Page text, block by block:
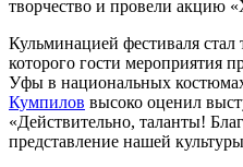
творчество и провели акцию
Кульминацией фестиваля
которого гости мероприятия
Уфы в национальных
Кумпилов высоко оценил
«Действительно, таланты!
представление нашей